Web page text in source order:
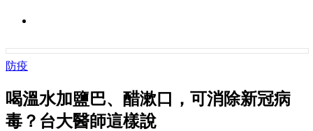
防疫
喝溫水加鹽巴、醋漱口，可消除新冠病
毒？台大醫師這樣說